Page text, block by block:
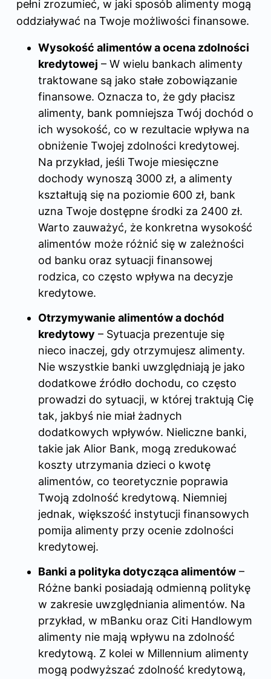
pełni zrozumieć, w jaki sposób alimenty mogą
oddziaływać na Twoje możliwości finansowe.
Wysokość alimentów a ocena zdolności
kredytowej – W wielu bankach alimenty
traktowane są jako stałe zobowiązanie
finansowe. Oznacza to, że gdy płacisz
alimenty, bank pomniejsza Twój dochód o
ich wysokość, co w rezultacie wpływa na
obniżenie Twojej zdolności kredytowej.
Na przykład, jeśli Twoje miesięczne
dochody wynoszą 3000 zł, a alimenty
kształtują się na poziomie 600 zł, bank
uzna Twoje dostępne środki za 2400 zł.
Warto zauważyć, że konkretna wysokość
alimentów może różnić się w zależności
od banku oraz sytuacji finansowej
rodzica, co często wpływa na decyzje
kredytowe.
Otrzymywanie alimentów a dochód
kredytowy – Sytuacja prezentuje się
nieco inaczej, gdy otrzymujesz alimenty.
Nie wszystkie banki uwzględniają je jako
dodatkowe źródło dochodu, co często
prowadzi do sytuacji, w której traktują Cię
tak, jakbyś nie miał żadnych
dodatkowych wpływów. Nieliczne banki,
takie jak Alior Bank, mogą zredukować
koszty utrzymania dzieci o kwotę
alimentów, co teoretycznie poprawia
Twoją zdolność kredytową. Niemniej
jednak, większość instytucji finansowych
pomija alimenty przy ocenie zdolności
kredytowej.
Banki a polityka dotycząca alimentów –
Różne banki posiadają odmienną politykę
w zakresie uwzględniania alimentów. Na
przykład, w mBanku oraz Citi Handlowym
alimenty nie mają wpływu na zdolność
kredytową. Z kolei w Millennium alimenty
mogą podwyższać zdolność kredytową,